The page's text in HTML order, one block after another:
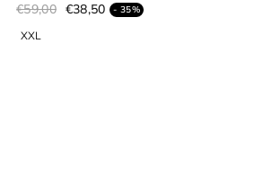
€59,00 €38,50 - 35%